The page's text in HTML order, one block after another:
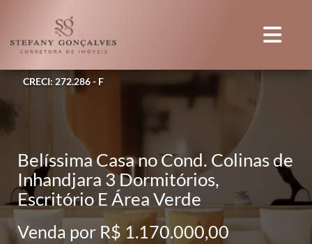
CRECI: 272.286 - F
Belíssima Casa no Cond. Colinas de
Inhandjara 3 Dormitórios,
Escritório E Área Verde
Venda por R$ 1.170.000,00